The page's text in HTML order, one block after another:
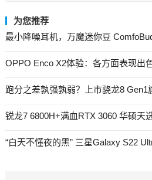
为您推荐
最小降噪耳机，万魔迷你豆
OPPO Enco X2体验：各方面表现出
跑分之差孰强孰弱？上市骁龙8 Gen1
锐龙7 6800H+满血RTX 3060 华硕天
“白天不懂夜的黑” 三星Galaxy S22